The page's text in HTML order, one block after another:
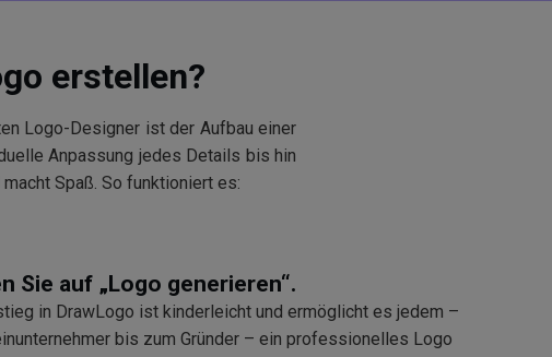
erstellen?
Logo-Designer ist der Aufbau einer
Anpassung jedes Details bis hin
Spaß. So funktioniert es:
Sie auf „Logo generieren“.
in DrawLogo ist kinderleicht und ermöglicht es jedem –
bis zum Gründer – ein professionelles Logo